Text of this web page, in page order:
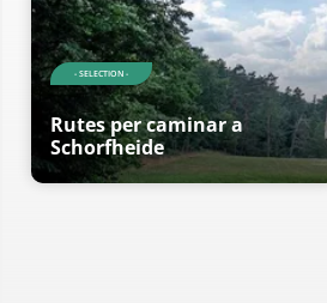
- SELECTION -
Rutes per caminar a
Schorfheide